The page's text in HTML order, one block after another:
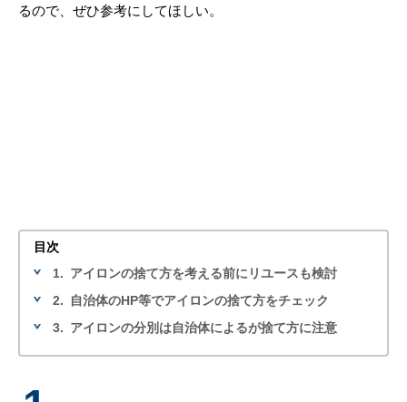
るので、ぜひ参考にしてほしい。
目次
1. アイロンの捨て方を考える前にリユースも検討
2.
自治体のHP等でアイロンの捨て方をチェック
3. アイロンの分別は自治体によるが捨て方に注意